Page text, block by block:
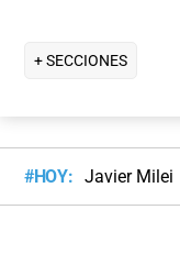
+ SECCIONES
#HOY: Javier Milei